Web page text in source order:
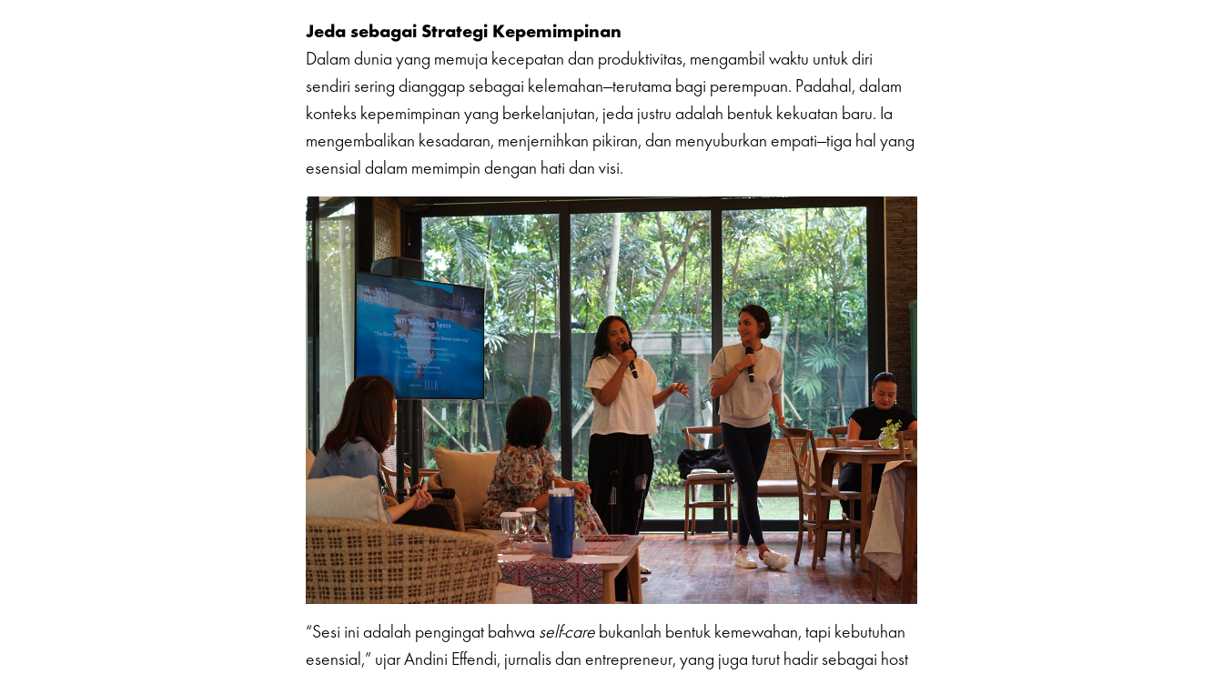
Jeda sebagai Strategi Kepemimpinan
Dalam dunia yang memuja kecepatan dan produktivitas, mengambil waktu untuk diri
sendiri sering dianggap sebagai kelemahan—terutama bagi perempuan. Padahal, dalam
konteks kepemimpinan yang berkelanjutan, jeda justru adalah bentuk kekuatan baru. Ia
mengembalikan kesadaran, menjernihkan pikiran, dan menyuburkan empati—tiga hal yang
esensial dalam memimpin dengan hati dan visi.
“Sesi ini adalah pengingat bahwa self-care bukanlah bentuk kemewahan, tapi kebutuhan
esensial,” ujar Andini Effendi, jurnalis dan entrepreneur, yang juga turut hadir sebagai host